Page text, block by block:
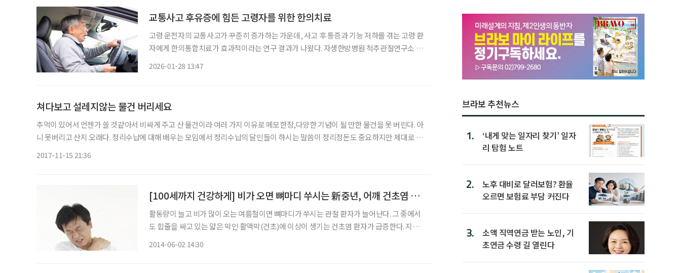
교통사고 후유증에 힘든 고령자를 위한 한의치료
고령 운전자의 교통사고가 꾸준히 증가하는 가운데, 사고 후 통증과 기능 저하를 겪는 고령 환
자에게 한의통합치료가 효과적이라는 연구 결과가 나왔다. 자생한방병원 척추관절연구소 연
2026-01-28 13:47
쳐다보고 설레지않는 물건 버리세요
추억이 있어서 언젠가 쓸 것같아서 비싸게 주고 산 물건이라 여러 가지 이유로 메모한장,다양한 기념이 될 만한 물건을 못 버린다. 아
니 못버리고 산지 오래다. 정리수납에 대해 배우는 모임에서 정리수납의 달인들이 하시는 말씀이 정리정돈도 중요하지만 제대로 잘
2017-11-15 21:36
[100세까지 건강하게] 비가 오면 뼈마디 쑤시는 新중년, 어깨 건초염 의심해봐야
활동량이 늘고 비가 많이 오는 여름철이면 뼈마디가 쑤시는 관절 환자가 늘어난다. 그 중에서
도 힘줄을 싸고 있는 얇은 막인 활액막(건초)에 이상이 생기는 건초염 환자가 급증한다. 지난
2014-06-02 14:30
브라보 추천뉴스
1.
‘내게 맞는 일자리 찾기’ 일자
리 탐험 노트
2.
노후 대비로 달러보험? 환율
오르면 보험료 부담 커진다
3.
소액 직역연금 받는 노인, 기
초연금 수령 길 열린다